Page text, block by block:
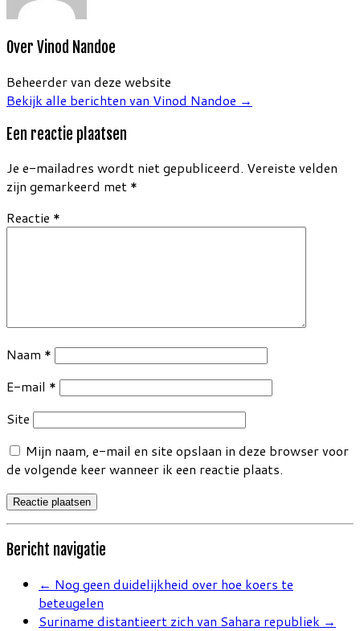
Over Vinod Nandoe
Beheerder van deze website
Bekijk alle berichten van Vinod Nandoe →
Een reactie plaatsen
Je e-mailadres wordt niet gepubliceerd. Vereiste velden
zijn gemarkeerd met *
Reactie *
Naam *
E-mail *
Site
Mijn naam, e-mail en site opslaan in deze browser voor
de volgende keer wanneer ik een reactie plaats.
Bericht navigatie
← Nog geen duidelijkheid over hoe koers te
beteugelen
Suriname distantieert zich van Sahara republiek →